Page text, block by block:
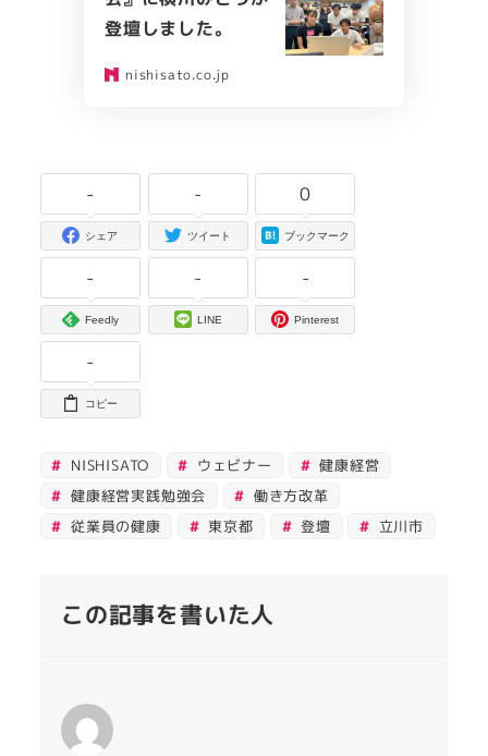
登壇しました。
nishisato.co.jp
-
シェア
-
ツイート
0
ブックマーク
-
Feedly
-
LINE
-
Pinterest
-
コピー
NISHISATO ウェビナー
健康経営
健康経営実践勉強会
働き方改革
従業員の健康
東京都 登壇 立川市
この記事を書いた人